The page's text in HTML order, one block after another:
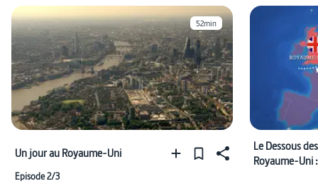
52min
Un jour au Royaume-Uni
Episode 2/3
Le Dessous
Royaume-Uni